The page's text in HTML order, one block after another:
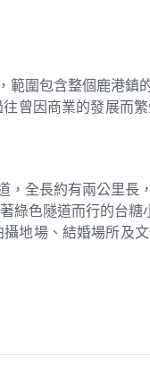
圍包含整個鹿港
曾因商業的發展而
全長約有兩公里
綠色隧道而行的台
地場、結婚場所及